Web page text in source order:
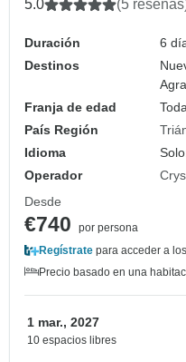
5.0 (5
Duración
6
Destinos
Agra,
Franja de edad
País Región
Idioma
Operador
Desde
€740
por persona
Regístrate para acceder a
Precio basado en una
1 mar., 2027
10 espacios libres